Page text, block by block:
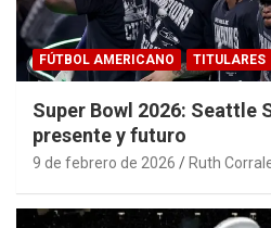
FÚTBOL AMERICANO TITULARES
Super Bowl 2026: Seattle
presente y futuro
9 de febrero de 2026 Ruth